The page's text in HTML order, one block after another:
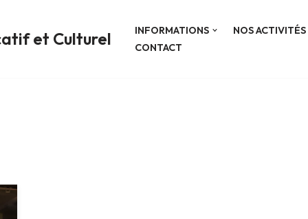
et Culturel INFORMATIONS NOS ACTIVITÉS
CONTACT